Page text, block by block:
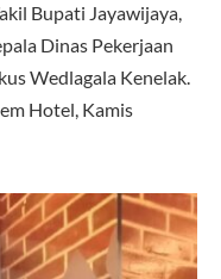
Bupati Jayawijaya,
Dinas Pekerjaan
Wedlagala Kenelak.
Hotel, Kamis